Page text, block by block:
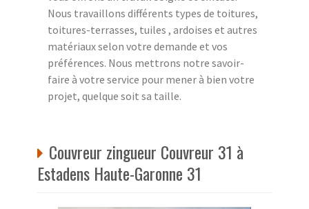
Nous travaillons différents types de toitures,
toitures-terrasses, tuiles , ardoises et autres
matériaux selon votre demande et vos
préférences. Nous mettrons notre savoir-
faire à votre service pour mener à bien votre
projet, quelque soit sa taille.
Couvreur zingueur Couvreur 31 à
Estadens Haute-Garonne 31